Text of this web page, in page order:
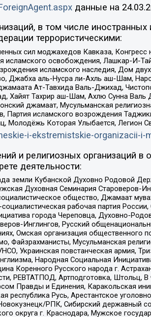
данные на
в том числе
террористическими:
сил моджахедов Кавказа, Конгресс
исламского освобождения, Лашкар-И-
исламского наследия, Дом
Джабха аль-Нусра ли-Ахль аш-Шам,
Ат-Тавхида Валь-Джихад,
Хайят Тахрир аш-Шам, Ахлю Сунна Валь
джамаат, Мусульманская
Партия исламского возрождения
Молодёжь Которая Улыбается, Легион
i-ekstremistskie-organizacii-i-
и религиозных организаций
деятельности:
земли Кубанской Духовно Родовой
Духовная Семинария Староверов-
общество, Джамаат
рабочая партия
города Череповца, Духовно-
Инглингов, Русский
Омская организация общественного
Файзрахманисты, Мусульманская
Украинская повстанческая армия,
Народная Социальная
Коренного Русского народа г.
РЕВТАТПОД, Артподготовка,
Правды и Единения, Каракольская
республика Русь, Арестантское
РПК, Сибирский
округа г. Краснодара, Мужское